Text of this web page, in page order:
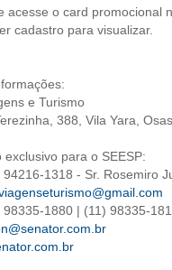
E DISSÍDIOS
ASSISTENCIAL
ASSOCIATIVA OU
SINDICAL URBANA
acesse o card promocional
cadastro para visualizar.
e Turismo
388, Vila Yara,
exclusivo para o SEESP:
94216-1318 - Sr. Rosemiro
1880 | (11) 98335-